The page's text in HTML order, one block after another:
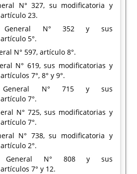
N° 327, su modificatoria y
23.
General N° 352 y sus
5°.
N° 597, artículo 8°.
N° 619, sus modificatorias y
7°, 8° y 9°.
General N° 715 y sus
7°.
N° 725, sus modificatorias y
7°.
N° 738, su modificatoria y
2°.
General N° 808 y sus
7° y 12.